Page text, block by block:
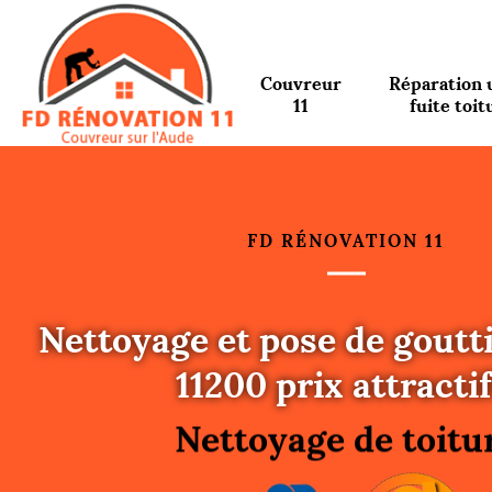
Couvreur
11
Réparation
fuite
FD RÉNOVATION 11
Nettoyage et pose de
11200 prix
Urgence fuite
Changement de
Nettoyage de